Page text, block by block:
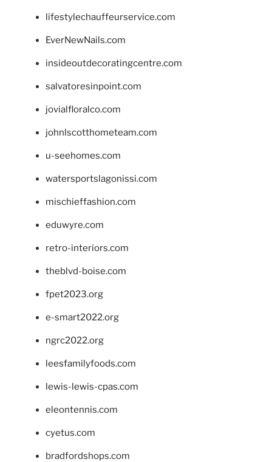
lifestylechauffeurservice.com
EverNewNails.com
insideoutdecoratingcentre.com
salvatoresinpoint.com
jovialfloralco.com
johnlscotthometeam.com
u-seehomes.com
watersportslagonissi.com
mischieffashion.com
eduwyre.com
retro-interiors.com
theblvd-boise.com
fpet2023.org
e-smart2022.org
ngrc2022.org
leesfamilyfoods.com
lewis-lewis-cpas.com
eleontennis.com
cyetus.com
bradfordshops.com